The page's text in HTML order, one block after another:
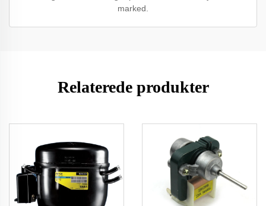
marked.
Relaterede produkter